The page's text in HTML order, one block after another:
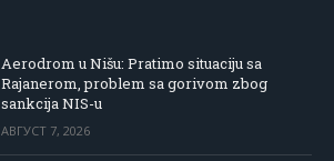
Aerodrom u Nišu: Pratimo situaciju sa
Rajanerom, problem sa gorivom zbog
sankcija NIS-u
АВГУСТ 7, 2026